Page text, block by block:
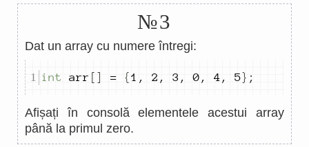
№3
Dat un array cu numere întregi:
int arr [] = {1 , 2 , 3 , 0 , 4 , 5} ;
Afișați în consolă elementele acestui array
până la primul zero.